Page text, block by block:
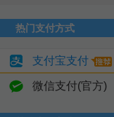
热门支付方式
支付宝支付
微信支付(官方)